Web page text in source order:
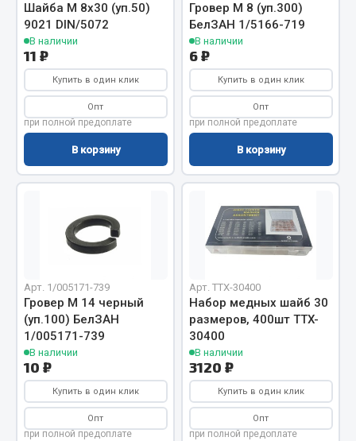
Адаптеры и переходники
Тройники
Трубки, муфты, гайки
Угольники
Фитинги
Штуцеры
Весь раздел
Автомобильный инструмент
Крепежный инструмент
Режущий инструмент
Силовое оборудование
Слесарный инструмент
Столярный инструмент
Показать ещё
Шайба М 8х30 (уп.50)
9021 DIN/5072
В наличии
11 ₽
Купить в один клик
Опт
при полной предоплате
В корзину
Гровер М 8 (уп.300)
БелЗАН 1/5166-719
В наличии
6 ₽
Купить в один клик
Опт
при полной предоплате
В корзину
Арт. 1/005171-739
Гровер М 14 черный
(уп.100) БелЗАН
1/005171-739
В наличии
10 ₽
Купить в один клик
Опт
при полной предоплате
Арт. TTX-30400
Набор медных шайб 30
размеров, 400шт TTX-
30400
В наличии
3120 ₽
Купить в один клик
Опт
при полной предоплате